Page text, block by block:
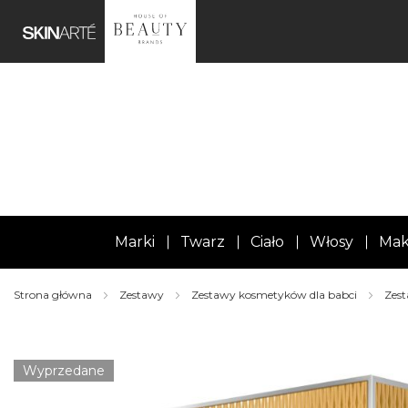
Marki Twarz Ciało Włosy
Strona główna Zestawy Zestawy kosmetyków dla babci
the
end
Wyprzedane